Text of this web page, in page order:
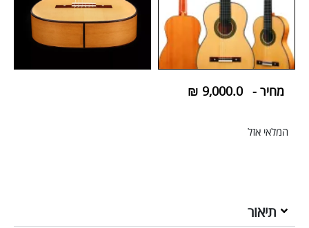
מחיר - ₪ 9,000.0
המלאי אזל
תיאור